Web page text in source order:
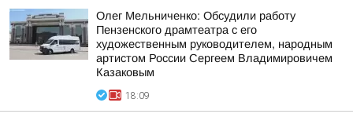
Олег Мельниченко: Обсудили работу
Пензенского драмтеатра с его
художественным руководителем, народным
артистом России Сергеем Владимировичем
Казаковым
18:09